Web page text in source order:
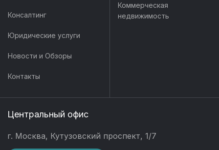
Консалтинг
Юридические услуги
Новости и Обзоры
Контакты
Коммерческая
недвижимость
Центральный офис
г. Москва, Кутузовский проспект, 1/7